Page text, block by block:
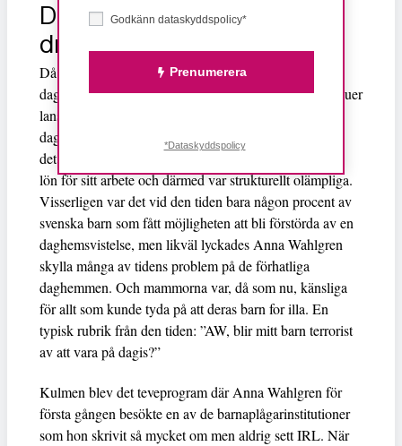
Daghemshatarnas okrönta
drottning
Då dök drottning Anna upp som ett svar på
daghemshatarnas våta drömmar. I krönikor och intervjuer
lanserade hon en ny och mer sofistikerad kritik av
daghemmen. Dagispersonalen kunde aldrig ge barnen
det de behövde, eftersom de hade både utbildning och
lön för sitt arbete och därmed var strukturellt olämpliga.
Visserligen var det vid den tiden bara någon procent av
svenska barn som fått möjligheten att bli förstörda av en
daghemsvistelse, men likväl lyckades Anna Wahlgren
skylla många av tidens problem på de förhatliga
daghemmen. Och mammorna var, då som nu, känsliga
för allt som kunde tyda på att deras barn for illa. En
typisk rubrik från den tiden: ”AW, blir mitt barn terrorist
av att vara på dagis?”
Kulmen blev det teveprogram där Anna Wahlgren för
första gången besökte en av de barnaplågarinstitutioner
som hon skrivit så mycket om men aldrig sett IRL. När
Godkänn dataskyddspolicy*
Prenumerera
*Dataskyddspolicy